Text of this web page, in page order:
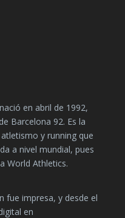
en abril de 1992,
Barcelona 92. Es la
y running que
a nivel mundial, pues
World Athletics.
fue impresa, y desde el
en